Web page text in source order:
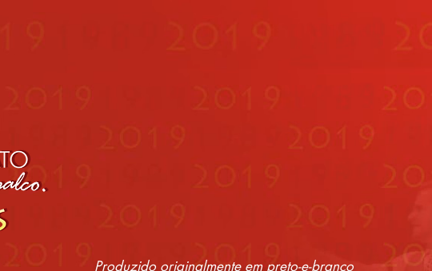
Produzido originalmente em preto-e-branco